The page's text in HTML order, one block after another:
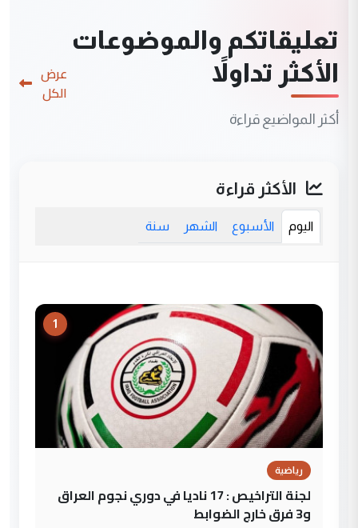
تعليقاتكم والموضوعات
الأكثر تداولاً
أكثر المواضيع قراءة
عرض
الكل
الأكثر قراءة
اليوم الأسبوع الشهر سنة
1
رياضية
لجنة التراخيص : 17 ناديا في دوري نجوم العراق
و3 فرق خارج الضوابط